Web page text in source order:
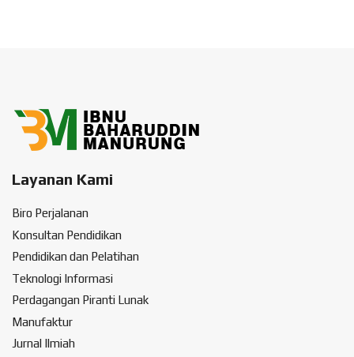
Layanan Kami
Biro Perjalanan
Konsultan Pendidikan
Pendidikan dan Pelatihan
Teknologi Informasi
Perdagangan Piranti Lunak
Manufaktur
Jurnal Ilmiah